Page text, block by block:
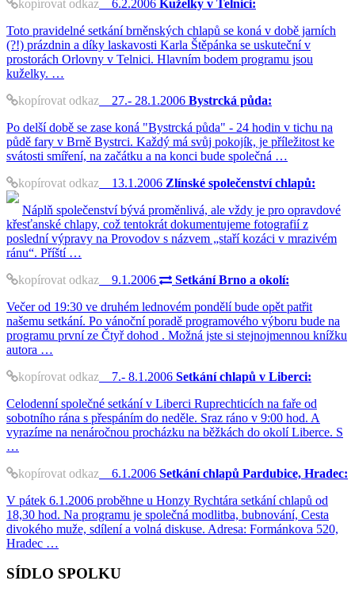
kopírovat odkaz 6.2.2006 Kuželky v Telnici:
Toto pravidelné setkání brněnských chlapů se koná v době jarních
(?!) prázdnin a díky laskavosti Karla Štěpánka se uskuteční v
prostorách Orlovny v Telnici. Hlavním bodem programu jsou
kuželky. …
kopírovat odkaz 27.- 28.1.2006 Bystrcká půda:
Po delší době se zase koná "Bystrcká půda" - 24 hodin v tichu na
půdě fary v Brně Bystrci. Každý má svůj pokojík, je příležitost ke
svátosti smíření, na začátku a na konci bude společná …
kopírovat odkaz 13.1.2006 Zlínské společenství chlapů:
Náplň společenství bývá proměnlivá, ale vždy je pro opravdové
křesťanské chlapy, což tentokrát dokumentujeme fotografií z
poslední výpravy na Provodov s názvem „staří kozáci v mrazivém
ránu“. Příští …
kopírovat odkaz 9.1.2006
Setkání Brno a okolí:
Večer od 19:30 ve druhém lednovém pondělí bude opět patřit
našemu setkání. Po vánoční poradě programového výboru bude na
programu první ze Čtyř dohod . Možná jste si stejnojmennou knížku
autora …
kopírovat odkaz 7.- 8.1.2006 Setkání chlapů v Liberci:
Celodenní společné setkání v Liberci Ruprechticích na faře od
sobotního rána s přespáním do neděle. Sraz ráno v 9:00 hod. A
vyrazíme na nenáročnou procházku na běžkách do okolí Liberce. S
…
kopírovat odkaz 6.1.2006 Setkání chlapů Pardubice, Hradec:
V pátek 6.1.2006 proběhne u Honzy Rychtára setkání chlapů od
18,30 hod. Na programu je společná modlitba, bubnování, Cesta
divokého muže, sdílení a volná diskuse. Adresa: Formánkova 520,
Hradec …
SÍDLO SPOLKU